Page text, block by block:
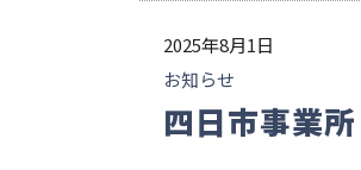
2025年8月1日
お知らせ
四日市事業